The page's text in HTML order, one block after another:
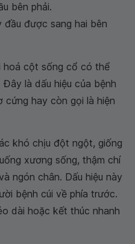
bên phải.
đầu được sang hai bên
hoá cột sống cổ có thể
Đây là dấu hiệu của bệnh
hay còn gọi là hiện
khó chịu đột ngột, giống
xương sống, thậm chí
ngón chân. Dấu hiệu này
bệnh cúi về phía trước.
dài hoặc kết thúc nhanh